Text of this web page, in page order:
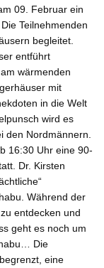
09. Februar ein
Teilnehmenden
begleitet.
entführt
wärmenden
mit
in die Welt
wird es
den Nordmännern.
16:30 Uhr eine 90-
Dr. Kirsten
Während der
entdecken und
geht es noch um
Die
eine